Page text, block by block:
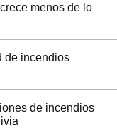
menos de lo
de incendios
de incendios